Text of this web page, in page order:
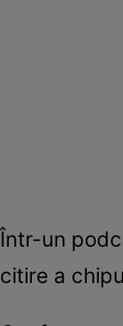
Într-un
citire a